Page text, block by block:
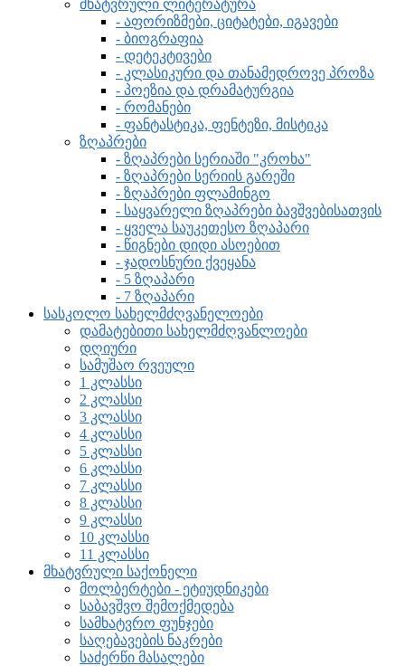
მხატვრული ლიტერატურა
- აფორიზმები, ციტატები, იგავები
- ბიოგრაფია
- დეტეკტივები
- კლასიკური და თანამედროვე პროზა
- პოეზია და დრამატურგია
- რომანები
- ფანტასტიკა, ფენტეზი, მისტიკა
ზღაპრები
- ზღაპრები სერიაში "კროხა"
- ზღაპრები სერიის გარეში
- ზღაპრები ფლამინგო
- საყვარელი ზღაპრები ბავშვებისათვის
- ყველა საუკეთესო ზღაპარი
- წიგნები დიდი ასოებით
- ჯადოსნური ქვეყანა
- 5 ზღაპარი
- 7 ზღაპარი
სასკოლო სახელმძღვანელოები
დამატებითი სახელმძღვანლოები
დღიური
სამუშაო რვეული
1 კლასსი
2 კლასსი
3 კლასსი
4 კლასსი
5 კლასსი
6 კლასსი
7 კლასსი
8 კლასსი
9 კლასსი
10 კლასსი
11 კლასსი
მხატვრული საქონელი
მოლბერტები - ეტიუდნიკები
საბავშვო შემოქმედება
სამხატვრო ფუნჯები
საღებავების ნაკრები
საძერწი მასალები